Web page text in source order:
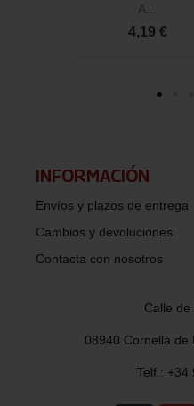
A...
4,19 €
INFORMACIÓN​
Envíos y plazos de entrega
Cambios y devoluciones
Contacta con nosotros
Calle de
08940 Cornellà de
Telf.: +34